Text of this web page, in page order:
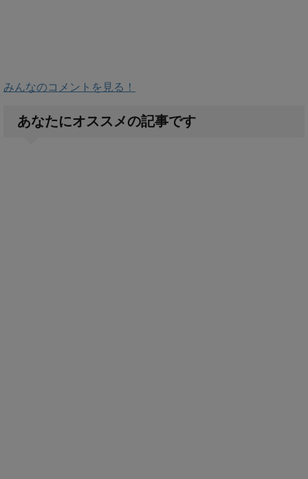
みんなのコメントを見る！
あなたにオススメの記事です